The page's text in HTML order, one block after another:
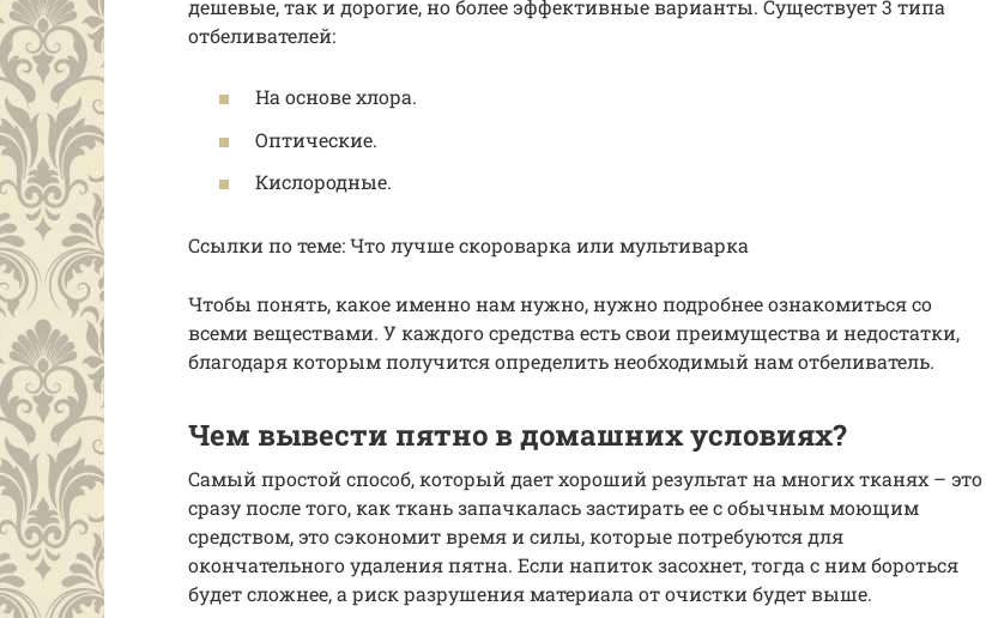
дешевые, так и дорогие, но более эффективные варианты. Существует 3 типа
отбеливателей:
На основе хлора.
Оптические.
Кислородные.
Ссылки по теме: Что лучше скороварка или мультиварка
Чтобы понять, какое именно нам нужно, нужно подробнее ознакомиться со
всеми веществами. У каждого средства есть свои преимущества и недостатки,
благодаря которым получится определить необходимый нам отбеливатель.
Чем вывести пятно в домашних условиях?
Самый простой способ, который дает хороший результат на многих тканях – это
сразу после того, как ткань запачкалась застирать ее с обычным моющим
средством, это сэкономит время и силы, которые потребуются для
окончательного удаления пятна. Если напиток засохнет, тогда с ним бороться
будет сложнее, а риск разрушения материала от очистки будет выше.